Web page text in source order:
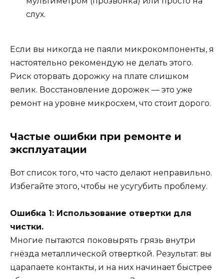
слух.
Если вы никогда не паяли микрокомпоненты, я
настоятельно рекомендую не делать этого.
Риск оторвать дорожку на плате слишком
велик. Восстановление дорожек — это уже
ремонт на уровне микросхем, что стоит дорого.
Частые ошибки при ремонте и
эксплуатации
Вот список того, что часто делают неправильно.
Избегайте этого, чтобы не усугубить проблему.
Ошибка 1: Использование отвертки для
чистки.
Многие пытаются поковырять грязь внутри
гнёзда металлической отверткой. Результат: вы
царапаете контакты, и на них начинает быстрее